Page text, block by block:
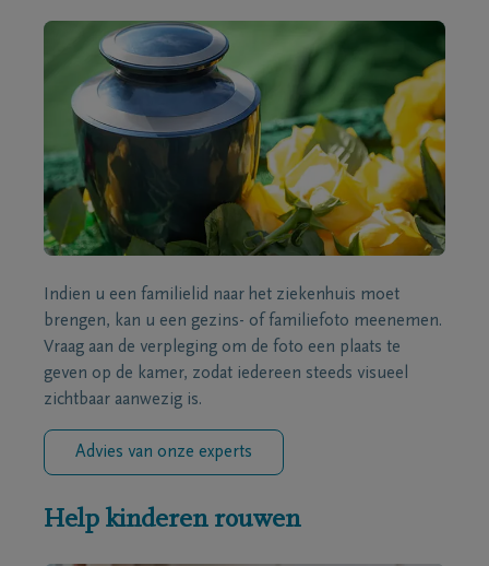
Indien u een familielid naar het ziekenhuis moet
brengen, kan u een gezins- of familiefoto meenemen.
Vraag aan de verpleging om de foto een plaats te
geven op de kamer, zodat iedereen steeds visueel
zichtbaar aanwezig is.
Advies van onze experts
Help kinderen rouwen